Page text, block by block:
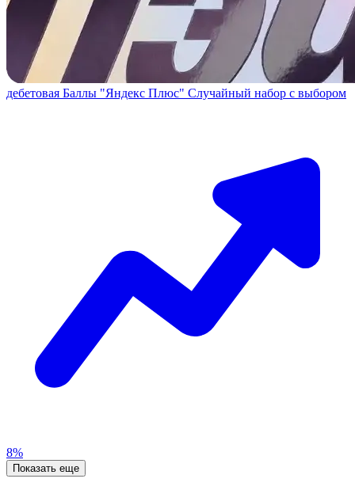
дебетовая Баллы "Яндекс Плюс" Случайный набор с выбором
8%
Показать еще